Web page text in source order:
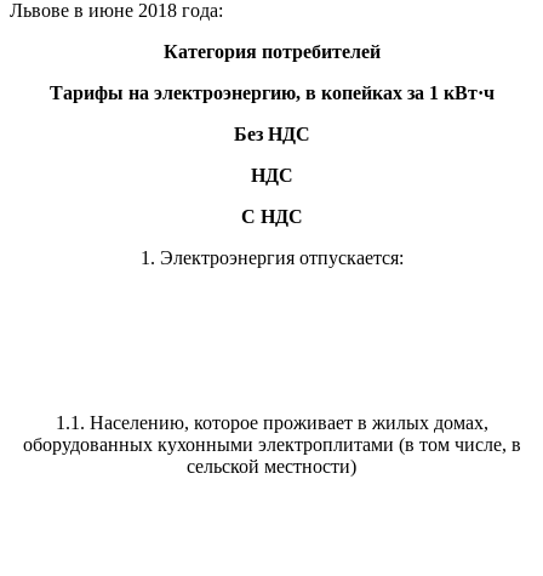
Львове в июне 2018 года:
Категория потребителей
Тарифы на электроэнергию, в копейках за 1 кВт·ч
Без НДС
НДС
С НДС
1. Электроэнергия отпускается:
1.1. Населению, которое проживает в жилых домах,
оборудованных кухонными электроплитами (в том числе, в
сельской местности)